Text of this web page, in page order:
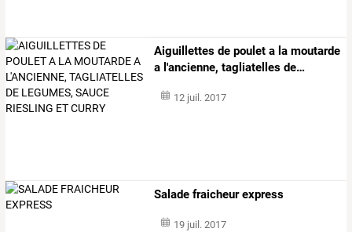
Aiguillettes de poulet a la moutarde
a l'ancienne, tagliatelles de…
12 juil. 2017
Salade fraicheur express
19 juil. 2017